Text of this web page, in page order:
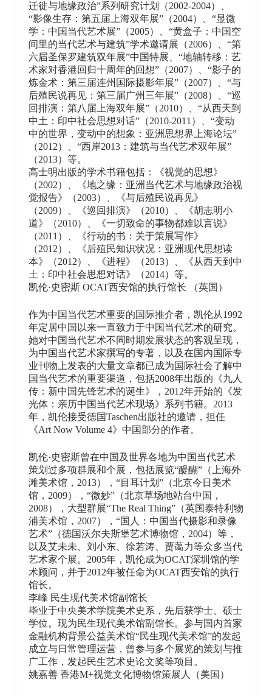
迁徙与地缘政治”系列研究计划（2002-2004）、
“影像生存：第五届上海双年展”（2004）、“显微
学：中国当代艺术展”（2005）、“黄盒子：中国空
间里的当代艺术与建筑”学术邀请展（2006）、“第
六届圣保罗建筑双年展”中国特展、“地轴转移：艺
术家对香港回归十周年的回想”（2007）、“影子的
炼金术：第三届连州国际摄影年展”（2007）、“与
后殖民说再见：第三届广州三年展”（2008）、“巡
回排演：第八届上海双年展”（2010）、“从西天到
中土：印中社会思想对话”（2010-2011）、“变动
中的世界，变动中的想象：亚洲思想界上海论坛”
（2012）、“西岸2013：建筑与当代艺术双年展”
（2013）等。
高士明出版的学术书籍包括：《视觉的思想》
（2002）、《地之缘：亚洲当代艺术与地缘政治视
觉报告》（2003）、《与后殖民说再见》
（2009）、《巡回排演》（2010）、《胡志明小
道》（2010）、《一切致命的事物都难以言说》
（2011）、《行动的书：关于策展写作》
（2012）、《后殖民知识状况：亚洲现代思想读
本》（2012）、《进程》（2013）、《从西天到中
土：印中社会思想对话》（2014）等。
凯伦·史密斯 OCAT西安馆的执行馆长 （英国）
作为中国当代艺术重要的国际推介者，凯伦从1992
年定居中国以来一直致力于中国当代艺术的研究。
她对中国当代艺术不同时期发展状态的客观呈现，
为中国当代艺术家撰写的专著，以及在国内国际专
业刊物上发表的大量文章都已成为国际社会了解中
国当代艺术的重要渠道，包括2008年出版的《九人
传：新中国先锋艺术的诞生》，2012年开始的《发
光体：亲历中国当代艺术现场》系列书籍。2013
年，凯伦接受德国Taschen出版社的邀请，担任
《Art Now Volume 4》中国部分的作者。
凯伦·史密斯曾在中国及世界各地为中国当代艺术
策划过多项群展和个展，包括展览“醍醐”（上海外
滩美术馆，2013），“目耳计划”（北京今日美术
馆，2009），“微妙”（北京草场地站台中国，
2008），大型群展“The Real Thing”（英国泰特利物
浦美术馆，2007），“国人：中国当代摄影和录像
艺术”（德国沃尔夫斯堡艺术博物馆，2004）等，
以及艾未未、刘小东、徐若涛、贾蔼力等众多当代
艺术家个展。2005年，凯伦成为OCAT深圳馆的学
术顾问，并于2012年被任命为OCAT西安馆的执行
馆长。
李峰 民生现代美术馆副馆长
毕业于中央美术学院美术史系，先后获学士、硕士
学位。现为民生现代美术馆副馆长。参与国内首家
金融机构背景公益美术馆“民生现代美术馆”的发起
成立与日常管理运营，曾参与多个展览的策划与推
广工作，发起民生艺术史论文奖等项目。
姚嘉善 香港M+视觉文化博物馆策展人（美国）